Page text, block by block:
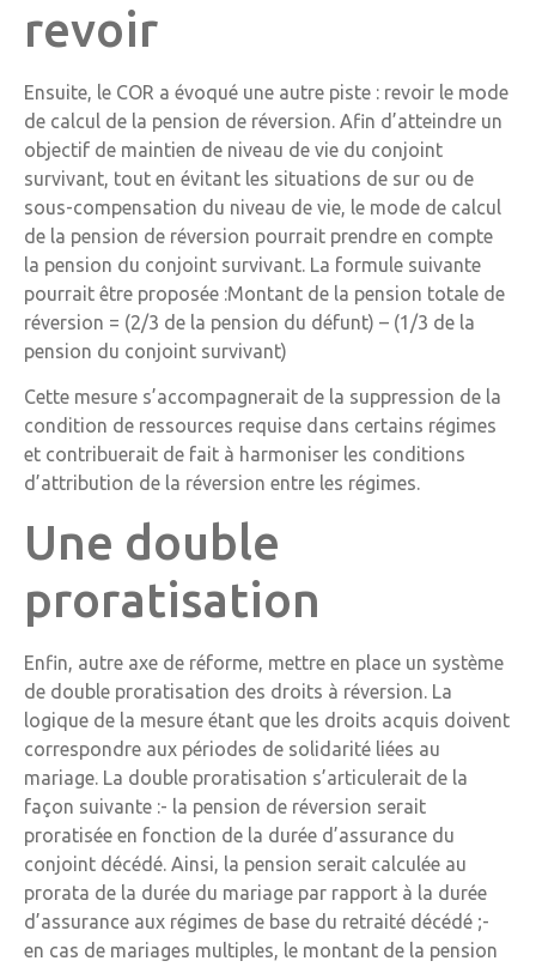
revoir
Ensuite, le COR a évoqué une autre piste : revoir le mode
de calcul de la pension de réversion. Afin d’atteindre un
objectif de maintien de niveau de vie du conjoint
survivant, tout en évitant les situations de sur ou de
sous-compensation du niveau de vie, le mode de calcul
de la pension de réversion pourrait prendre en compte
la pension du conjoint survivant. La formule suivante
pourrait être proposée :Montant de la pension totale de
réversion = (2/3 de la pension du défunt) – (1/3 de la
pension du conjoint survivant)
Cette mesure s’accompagnerait de la suppression de la
condition de ressources requise dans certains régimes
et contribuerait de fait à harmoniser les conditions
d’attribution de la réversion entre les régimes.
Une double
proratisation
Enfin, autre axe de réforme, mettre en place un système
de double proratisation des droits à réversion. La
logique de la mesure étant que les droits acquis doivent
correspondre aux périodes de solidarité liées au
mariage. La double proratisation s’articulerait de la
façon suivante :- la pension de réversion serait
proratisée en fonction de la durée d’assurance du
conjoint décédé. Ainsi, la pension serait calculée au
prorata de la durée du mariage par rapport à la durée
d’assurance aux régimes de base du retraité décédé ;-
en cas de mariages multiples, le montant de la pension